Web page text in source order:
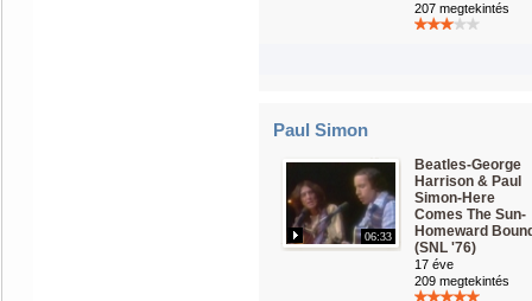
207 megtekintés
Paul Simon
06:33
Beatles-George
Harrison & Paul
Simon-Here
Comes The Sun-
Homeward
(SNL '76)
17 éve
209 megtekintés